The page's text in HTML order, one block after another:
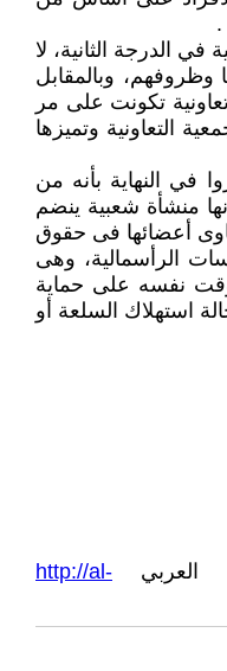
.
الدرجة الثانية، لا
وبالمقابل
تكونت على مر
التعاونية وتميزها
في النهاية بأنه من
منشأة شعبية ينضم
أعضائها فى حقوق
الرأسمالية، وهى
نفسه على حماية
استهلاك السلعة أو
http://al-